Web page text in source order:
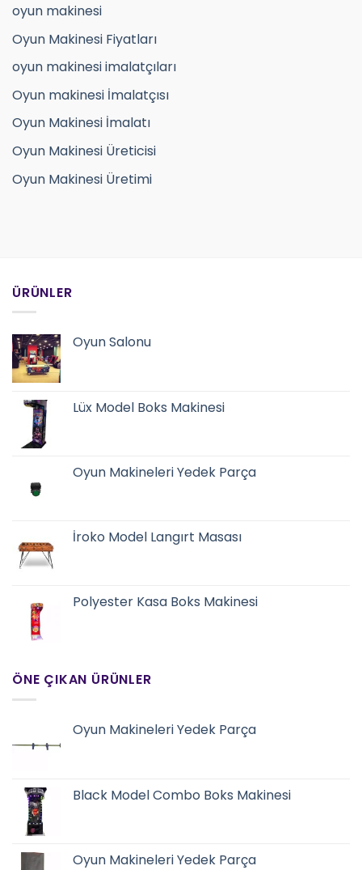
oyun makinesi
Oyun Makinesi Fiyatları
oyun makinesi imalatçıları
Oyun makinesi İmalatçısı
Oyun Makinesi İmalatı
Oyun Makinesi Üreticisi
Oyun Makinesi Üretimi
ÜRÜNLER
Oyun Salonu
Lüx Model Boks Makinesi
Oyun Makineleri Yedek Parça
İroko Model Langırt Masası
Polyester Kasa Boks Makinesi
ÖNE ÇIKAN ÜRÜNLER
Oyun Makineleri Yedek Parça
Black Model Combo Boks Makinesi
Oyun Makineleri Yedek Parça